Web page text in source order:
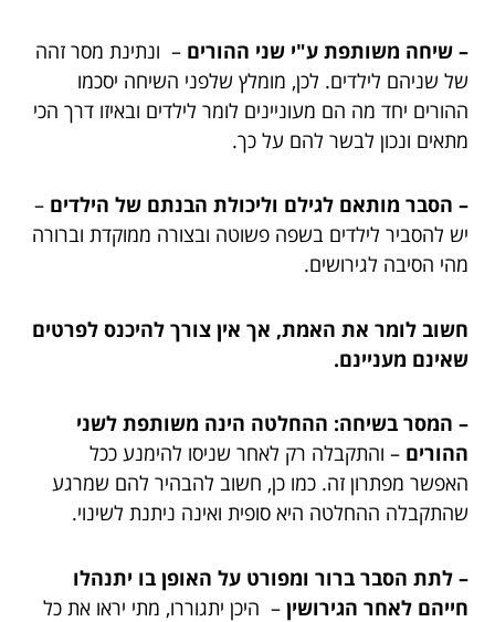
– שיחה משותפת ע"י שני ההורים – ונתינת מסר זהה
של שניהם לילדים. לכן, מומלץ שלפני השיחה יסכמו
ההורים יחד מה הם מעוניינים לומר לילדים ובאיזו דרך הכי
מתאים ונכון לבשר להם על כך.
– הסבר מותאם לגילם וליכולת הבנתם של הילדים –
יש להסביר לילדים בשפה פשוטה ובצורה ממוקדת וברורה
מהי הסיבה לגירושים.
חשוב לומר את האמת, אך אין צורך להיכנס לפרטים
שאינם מעניינם.
– המסר בשיחה: ההחלטה הינה משותפת לשני
ההורים – והתקבלה רק לאחר שניסו להימנע ככל
האפשר מפתרון זה. כמו כן, חשוב להבהיר להם שמרגע
שהתקבלה ההחלטה היא סופית ואינה ניתנת לשינוי.
– לתת הסבר ברור ומפורט על האופן בו יתנהלו
חייהם לאחר הגירושין – היכן יתגוררו, מתי יראו את כל